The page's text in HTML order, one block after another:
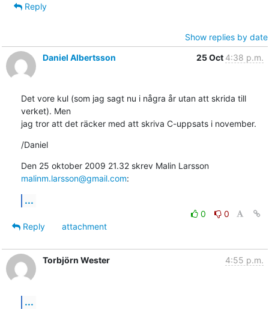
Reply
Show replies by date
Daniel Albertsson
25 Oct 4:38 p.m.
Det vore kul (som jag sagt nu i några år utan att skrida till
verket). Men
jag tror att det räcker med att skriva C-uppsats i november.
/Daniel
Den 25 oktober 2009 21.32 skrev Malin Larsson
malinm.larsson@gmail.com:
...
0
0
Reply
attachment
Torbjörn Wester 4:55 p.m.
...